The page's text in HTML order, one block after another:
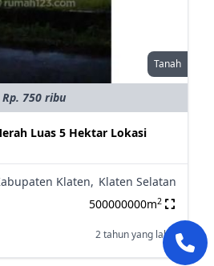
Tanah
Rp. 750 ribu
Luas 5 Hektar Lokasi
Klaten, Klaten Selatan
500000000m2
2 tahun yang lalu